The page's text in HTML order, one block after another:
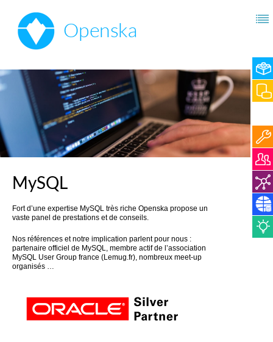
MySQL
Fort d’une expertise MySQL très riche Openska propose un
vaste panel de prestations et de conseils.
Nos références et notre implication parlent pour nous :
partenaire officiel de MySQL, membre actif de l’association
MySQL User Group france (Lemug.fr), nombreux meet-up
organisés …